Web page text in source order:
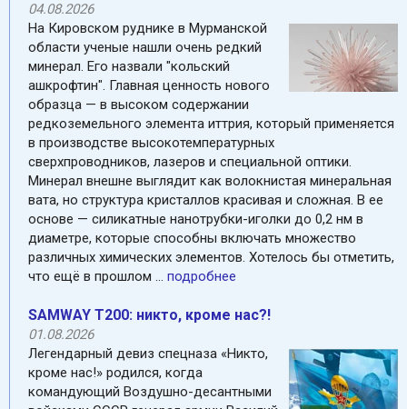
04.08.2026
На Кировском руднике в Мурманской
области ученые нашли очень редкий
минерал. Его назвали "кольский
ашкрофтин". Главная ценность нового
образца — в высоком содержании
редкоземельного элемента иттрия, который применяется
в производстве высокотемпературных
сверхпроводников, лазеров и специальной оптики.
Минерал внешне выглядит как волокнистая минеральная
вата, но структура кристаллов красивая и сложная. В ее
основе — силикатные нанотрубки-иголки до 0,2 нм в
диаметре, которые способны включать множество
различных химических элементов. Хотелось бы отметить,
что ещё в прошлом ... подробнее
SAMWAY T200: никто, кроме нас?!
01.08.2026
Легендарный девиз спецназа «Никто,
кроме нас!» родился, когда
командующий Воздушно-десантными